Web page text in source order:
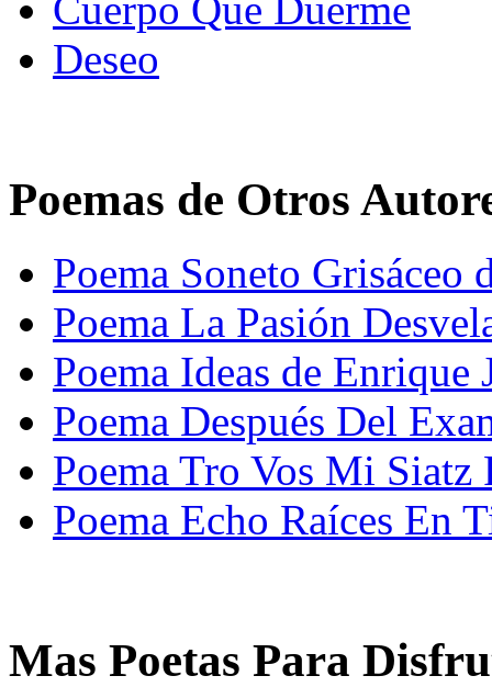
Cuerpo Que Duerme
Deseo
Poemas de Otros
Poema Soneto Grisáceo
Poema La Pasión
Poema Ideas de
Poema Después Del
Poema Tro Vos Mi Siatz
Poema Echo Raíces En
Mas Poetas Para